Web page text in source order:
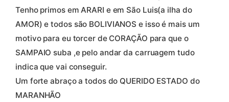
Tenho primos em ARARI e em São Luis(a ilha do
AMOR) e todos são BOLIVIANOS e isso é mais um
motivo para eu torcer de CORAÇÃO para que o
SAMPAIO suba ,e pelo andar da carruagem tudo
indica que vai conseguir.
Um forte abraço a todos do QUERIDO ESTADO do
MARANHÃO